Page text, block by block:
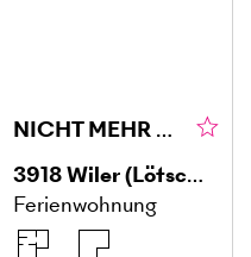
NICHT MEHR VERFÜGBAR
3918Wiler (Lötschen)
Ferienwohnung